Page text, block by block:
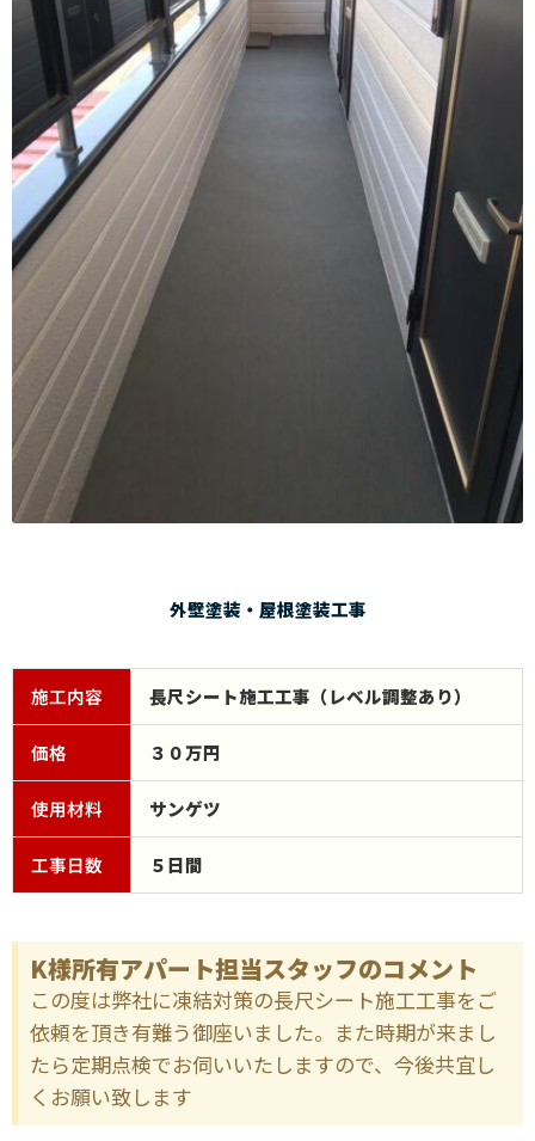
外壁塗装・屋根塗装工事
施工内容 長尺シート施工工事（レベル調整あり）
価格 ３０万円
使用材料 サンゲツ
工事日数 ５日間
K様所有アパート担当スタッフのコメント
この度は弊社に凍結対策の長尺シート施工工事をご
依頼を頂き有難う御座いました。また時期が来まし
たら定期点検でお伺いいたしますので、今後共宜し
くお願い致します